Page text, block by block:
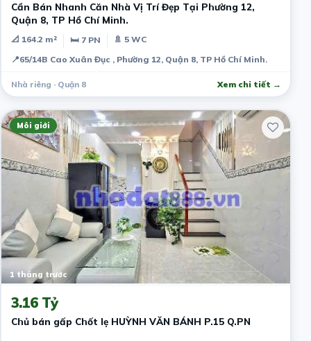
Cần Bán Nhanh Căn Nhà Vị Trí Đẹp Tại Phường 12,
Quận 8, TP Hồ Chí Minh.
📐 164.2 m² 🛏 7 PN
🚿 5 WC
📍65/14B Cao Xuân Đục , Phường 12, Quận 8, TP Hồ Chí Minh.
Nhà riêng · Quận 8 Xem chi tiết →
Môi giới
1 tháng trước
3.16 Tỷ
Chủ bán gấp Chốt lẹ HUỲNH VĂN BÁNH P.15 Q.PN